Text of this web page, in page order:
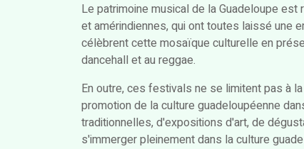
Le patrimoine musical de la Guadeloupe
et amérindiennes, qui ont toutes laissé une
célèbrent cette mosaïque culturelle en
dancehall et au reggae.
En outre, ces festivals ne se limitent pas à
promotion de la culture guadeloupéenne
traditionnelles, d'expositions d'art, de
s'immerger pleinement dans la culture